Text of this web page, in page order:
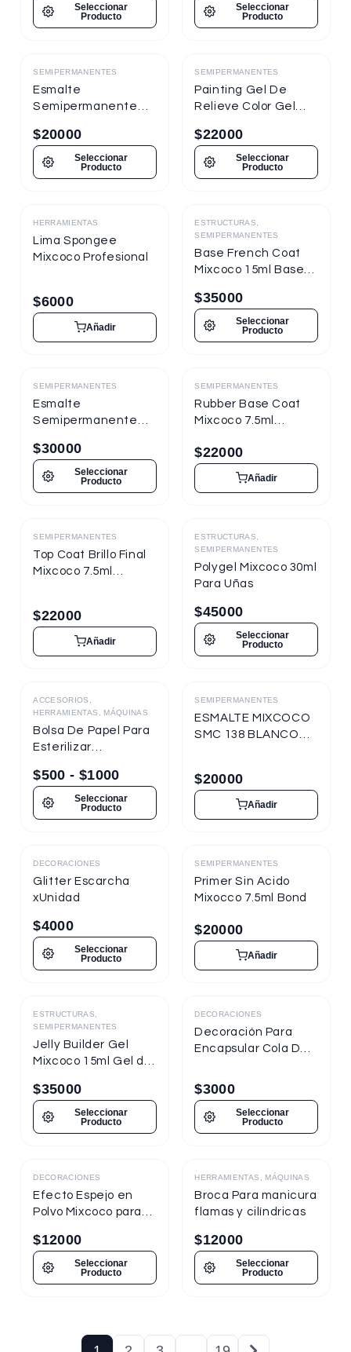
Seleccionar
Producto
Seleccionar
Producto
Destacado
SEMIPERMANENTES
Esmalte
Semipermanente
Semitraslúcido 7.5ml
Nueva Presentación
$20000
Seleccionar
Producto
Destacado
SEMIPERMANENTES
Painting Gel De
Relieve Color Gel
$22000
Seleccionar
Producto
Destacado
HERRAMIENTAS
Lima Spongee
Mixcoco Profesional
$6000
Añadir
Destacado
ESTRUCTURAS,
SEMIPERMANENTES
Base French Coat
Mixcoco 15ml Base
$35000
Seleccionar
Producto
Destacado
SEMIPERMANENTES
Esmalte
Semipermanente
Semitraslúcido 15ml
para Uñas
$30000
Seleccionar
Producto
Destacado
SEMIPERMANENTES
Rubber Base Coat
Mixcoco 7.5ml
para Uñas
$22000
Añadir
Destacado
SEMIPERMANENTES
Top Coat Brillo Final
Mixcoco 7.5ml
$22000
Añadir
Destacado
ESTRUCTURAS,
SEMIPERMANENTES
Polygel Mixcoco 30ml
Para Uñas
$45000
Seleccionar
Producto
ACCESORIOS,
HERRAMIENTAS, MÁQUINAS
Bolsa De Papel Para
Esterilizar
$500 - $1000
Seleccionar
Producto
Destacado
SEMIPERMANENTES
ESMALTE MIXCOCO
SMC 138 BLANCO
$20000
Añadir
Destacado
DECORACIONES
Glitter Escarcha
xUnidad
$4000
Seleccionar
Producto
Destacado
SEMIPERMANENTES
Primer Sin Acido
Mixocco 7.5ml Bond
$20000
Añadir
ESTRUCTURAS,
SEMIPERMANENTES
Jelly Builder Gel
Mixcoco 15ml Gel de
$35000
Seleccionar
Producto
DECORACIONES
Decoración Para
Encapsular Cola De
$3000
Seleccionar
Producto
Destacado
DECORACIONES
Efecto Espejo en
Polvo Mixcoco para
$12000
Seleccionar
Producto
HERRAMIENTAS, MÁQUINAS
Broca Para manicura
flamas y cilíndricas
$12000
Seleccionar
Producto